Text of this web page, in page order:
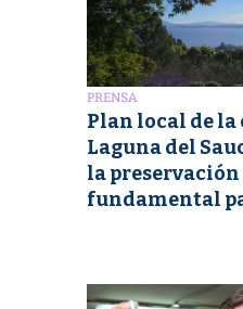
PRENSA
Plan local de la
Laguna del
la
fundamental